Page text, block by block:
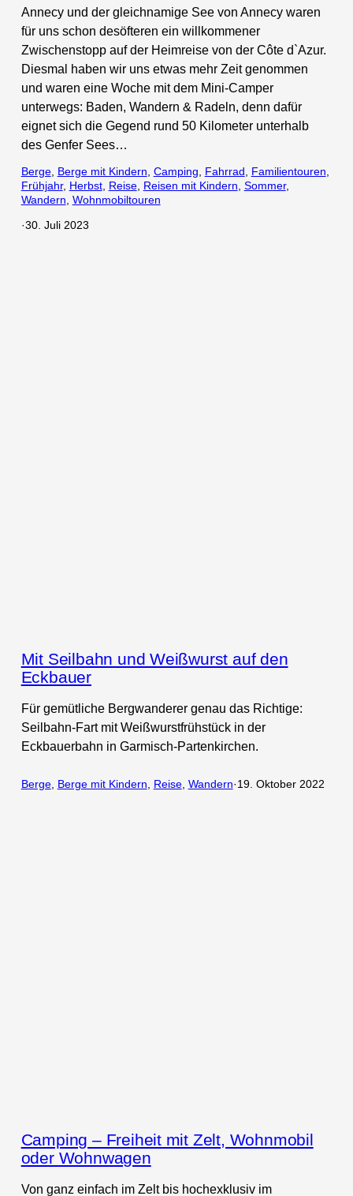
Annecy und der gleichnamige See von Annecy waren
für uns schon desöfteren ein willkommener
Zwischenstopp auf der Heimreise von der Côte d`Azur.
Diesmal haben wir uns etwas mehr Zeit genommen
und waren eine Woche mit dem Mini-Camper
unterwegs: Baden, Wandern & Radeln, denn dafür
eignet sich die Gegend rund 50 Kilometer unterhalb
des Genfer Sees…
Berge, Berge mit Kindern Camping Fahrrad Familientouren
Frühjahr, Herbst, Reise, Reisen mit Kindern Sommer
Wandern Wohnmobiltouren
·30. Juli 2023
Mit Seilbahn und Weißwurst auf den
Eckbauer
Für gemütliche Bergwanderer genau das Richtige:
Seilbahn-Fart mit Weißwurstfrühstück in der
Eckbauerbahn in Garmisch-Partenkirchen.
Berge, Berge mit Kindern Reise, Wandern·19. Oktober 2022
Camping – Freiheit mit Zelt, Wohnmobil
oder Wohnwagen
Von ganz einfach im Zelt bis hochexklusiv im